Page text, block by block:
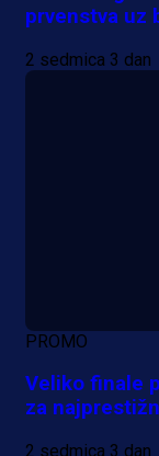
prvenstva uz
2 sedmica 3 dan
PROMO
Veliko finale
za
2 sedmica 3 dan